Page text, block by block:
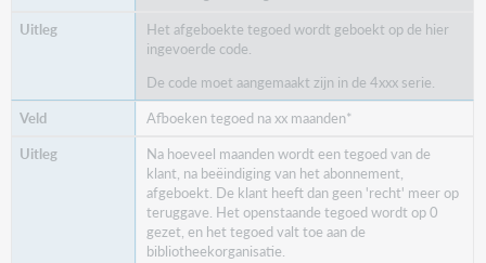
Het afgeboekte tegoed wordt geboekt op de hier
ingevoerde code.
De code moet aangemaakt zijn in de 4xxx serie.
Afboeken tegoed na xx maanden*
Na hoeveel maanden wordt een tegoed van de
klant, na beëindiging van het abonnement,
afgeboekt. De klant heeft dan geen 'recht' meer op
teruggave. Het openstaande tegoed wordt op 0
gezet, en het tegoed valt toe aan de
bibliotheekorganisatie.